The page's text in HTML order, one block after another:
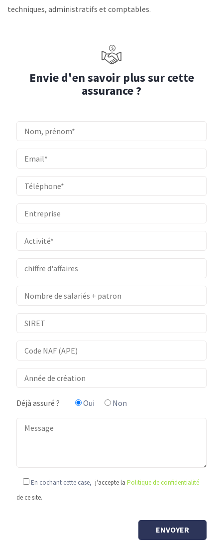
techniques, administratifs et comptables.
Envie d'en savoir plus sur cette
assurance ?
Déjà assuré ? Oui Non
En cochant cette case, j'accepte laPolitique de confidentialité
de ce site.